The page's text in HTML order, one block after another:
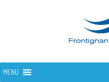
FRONTIGNAN LA
MENU